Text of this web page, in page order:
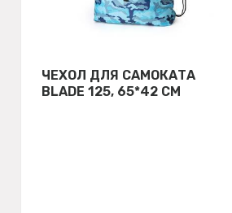
ЧЕХОЛ ДЛЯ САМОКАТА
BLADE 125, 65*42 СМ